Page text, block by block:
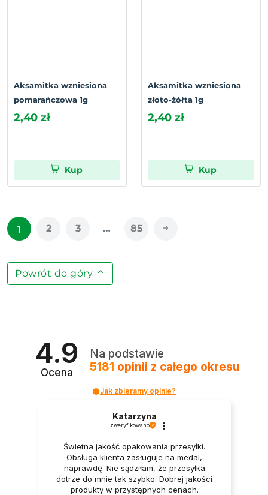
Aksamitka wzniesiona
pomarańczowa 1g
2,40 zł
Kup
Aksamitka wzniesiona
złoto-żółta 1g
2,40 zł
Kup
1 2 3 … 85
Powrót do góry
4.9
Ocena
Na podstawie
5181 opinii z całego okresu
Jak zbieramy opinie?
Katarzyna
zweryfikowano
Świetna jakość opakowania przesyłki.
Obsługa klienta zasługuje na medal,
naprawdę. Nie sądziłam, że przesyłka
dotrze do mnie tak szybko. Dobrej jakości
produkty w przystępnych cenach.